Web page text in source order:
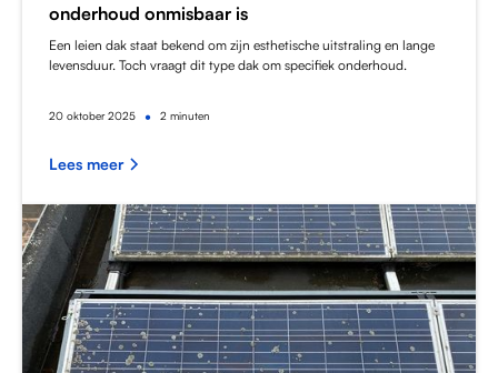
onderhoud onmisbaar is
Een leien dak staat bekend om zijn esthetische uitstraling en lange
levensduur. Toch vraagt dit type dak om specifiek onderhoud.
20 oktober 2025 • 2 minuten
Lees meer